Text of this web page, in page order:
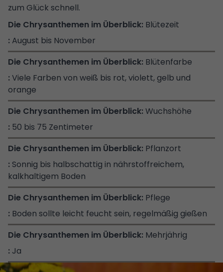
zum Glück schnell.
Blütezeit
August bis November
Blütenfarbe
Viele Farben von weiß bis rot, violett, gelb und
orange
Wuchshöhe
50 bis 75 Zentimeter
Pflanzort
Sonnig bis halbschattig in nährstoffreichem,
kalkhaltigem Boden
Pflege
Boden sollte leicht feucht sein, regelmäßig gießen
Mehrjährig
Ja